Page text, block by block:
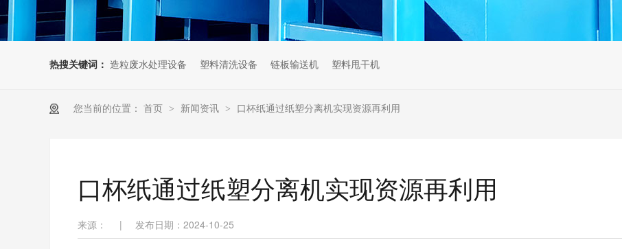
热搜关键词： 造粒废水处理设备 塑料清洗设备 链板输送机 塑料甩干机
您当前的位置： 首页 > 新闻资讯 > 口杯纸通过纸塑分离机实现资源再利用
口杯纸通过纸塑分离机实现资源再利用
来源： | 发布日期：2024-10-25